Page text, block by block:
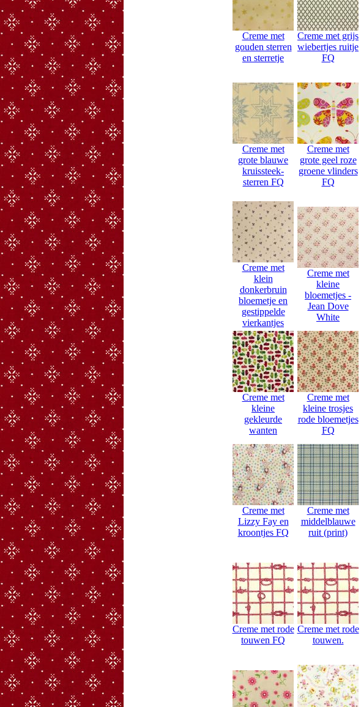
Creme met
gouden sterren
en sterretje
Creme met grijs
wiebertjes ruitje
FQ
Creme met
grote blauwe
kruissteek-
sterren FQ
Creme met
grote geel roze
groene vlinders
FQ
Creme met
klein
donkerbruin
bloemetje en
gestippelde
vierkantjes
Creme met
kleine
bloemetjes -
Jean Dove
White
Creme met
kleine
gekleurde
wanten
Creme met
kleine trosjes
rode bloemetjes
FQ
Creme met
Lizzy Fay en
kroontjes FQ
Creme met
middelblauwe
ruit (print)
Creme met rode
touwen FQ
Creme met rode
touwen.